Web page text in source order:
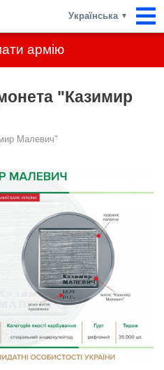
армію
Українська ▼
"Казимир
Малевич"